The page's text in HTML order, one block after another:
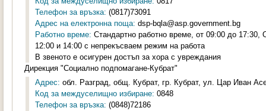
Телефон за връзка: (0817)73091
Адрес на електронна поща: dsp-bqla@asp.government.bg
Работно време: Стандартно работно време, от 09:00 до
12:00 и 14:00 с непрекъсваем режим на работа
В звеното е осигурен достъп за хора с увреждания
Дирекция "Социално подпомагане-Кубрат"
Адрес: обл. Разград, общ. Кубрат, гр. Кубрат, ул. Цар Иван
Код за междуселищно избиране: 0848
Телефон за връзка: (0848)72186